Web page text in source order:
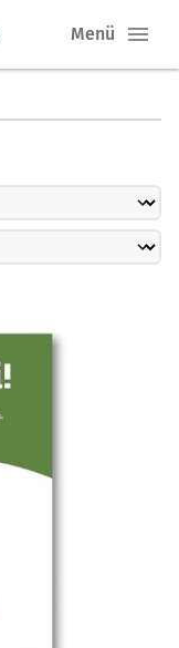
Menü